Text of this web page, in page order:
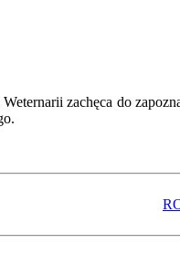
zachęca do